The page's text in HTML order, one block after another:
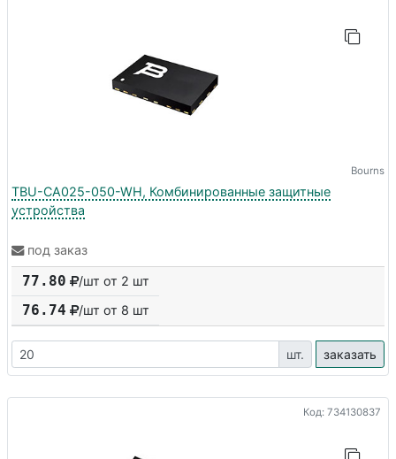
Bourns
TBU-CA025-050-WH, Комбинированные защитные
устройства
под заказ
77.80 /шт от 2 шт
76.74 /шт от 8 шт
шт. заказать
Код: 734130837